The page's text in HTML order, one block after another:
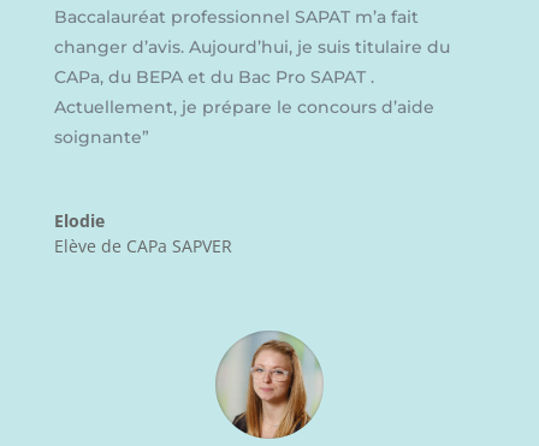
Baccalauréat professionnel SAPAT m’a fait
changer d’avis. Aujourd’hui, je suis titulaire du
CAPa, du BEPA et du Bac Pro SAPAT .
Actuellement, je prépare le concours d’aide
soignante”
Elodie
Elève de CAPa SAPVER